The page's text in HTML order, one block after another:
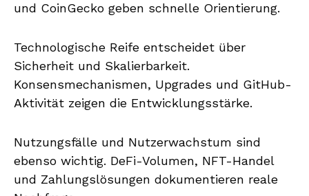
und CoinGecko geben schnelle Orientierung.
Technologische Reife entscheidet über
Sicherheit und Skalierbarkeit.
Konsensmechanismen, Upgrades und GitHub-
Aktivität zeigen die Entwicklungsstärke.
Nutzungsfälle und Nutzerwachstum sind
ebenso wichtig. DeFi-Volumen, NFT-Handel
und Zahlungslösungen dokumentieren reale